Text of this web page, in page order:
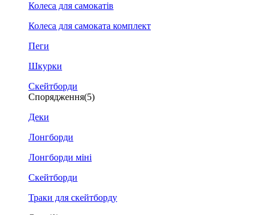
Колеса для самокатів
Колеса для самоката комплект
Пеги
Шкурки
Скейтборди
Спорядження(5)
Деки
Лонгборди
Лонгборди міні
Скейтборди
Траки для скейтборду